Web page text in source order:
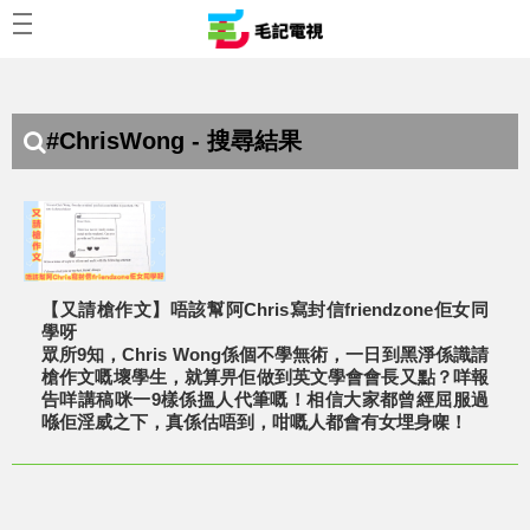
#ChrisWong - 搜尋結果
【又請槍作文】唔該幫阿Chris寫封信friendzone佢女同
學呀
眾所9知，Chris Wong係個不學無術，一日到黑淨係識請
槍作文嘅壞學生，就算畀佢做到英文學會會長又點？咩報
告咩講稿咪一9樣係搵人代筆嘅！相信大家都曾經屈服過
喺佢淫威之下，真係估唔到，咁嘅人都會有女埋身㗎！